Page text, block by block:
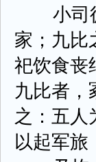
小司徒
家；九比
祀饮食丧
九比者，
之：五人
以起军